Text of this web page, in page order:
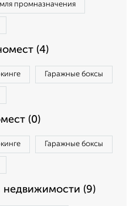
промназначения
(4)
Гаражные боксы
(0)
Гаражные боксы
недвижимости (9)